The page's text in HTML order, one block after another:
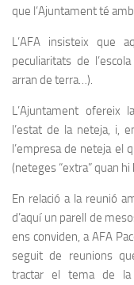
que l’Ajuntament té
L’AFA insisteix que
peculiaritats de
arran de terra…).
L’Ajuntament ofereix
l’estat de la neteja, i,
l’empresa de neteja el
(neteges “extra” quan hi
En relació a la reunió
d’aquí un parell de
ens conviden, a AFA
seguit de reunions
tractar el tema de la